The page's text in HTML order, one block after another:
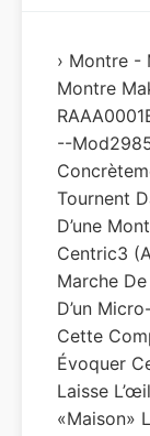
› Montre -
Montre
--
Tournent
D’une
Centric3
Marche
D’un
Cette
Évoquer
Laisse
«maison»